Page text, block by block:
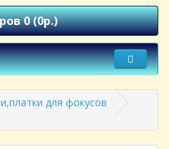
0 (0р.)
для фокусов